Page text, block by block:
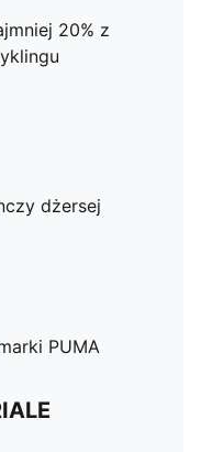
20% z
dżersej
PUMA